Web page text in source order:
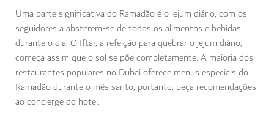
Uma parte significativa do Ramadão é o jejum diário, com os
seguidores a absterem-se de todos os alimentos e bebidas
durante o dia. O Iftar, a refeição para quebrar o jejum diário,
começa assim que o sol se põe completamente. A maioria dos
restaurantes populares no Dubai oferece menus especiais do
Ramadão durante o mês santo, portanto, peça recomendações
ao concierge do hotel.